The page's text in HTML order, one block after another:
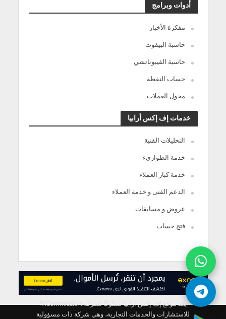
أدوات وبرامج
مفكرة الأخبار
حاسبة البيفوت
حاسبة الفيبوناتشي
حساب النقطة
محول العملات
خدمات إف إكس أرابيا
التحليلات الفنية
خدمة الطوارىء
خدمة كبار العملاء
الدعم الفنى و خدمة العملاء
عروض و مسابقات
فتح حساب
يعد موقع إف إكس ارابيا مملوكًا لشركة FXCommission
للاستشارات والخدمات التجارية، وهي شركة ذات مسؤولية